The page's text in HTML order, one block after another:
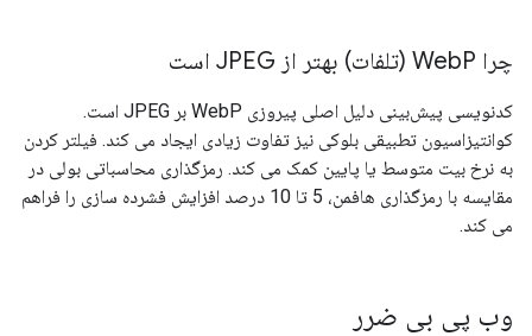
چرا Web P (تلفات) بهتر از JPEG است
کدنویسی پیش‌بینی دلیل اصلی پیروزی WebP بر JPEG است.
کوانتیزاسیون تطبیقی ​​بلوکی نیز تفاوت زیادی ایجاد می کند. فیلتر کردن
به نرخ بیت متوسط ​​یا پایین کمک می کند. رمزگذاری محاسباتی بولی در
مقایسه با رمزگذاری هافمن، 5 تا 10 درصد افزایش فشرده سازی را فراهم
می کند.
وب پی بی ضرر